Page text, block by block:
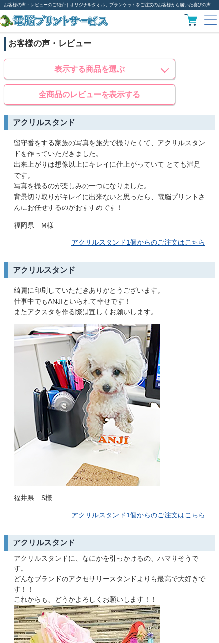
お客様の声・レビューのご紹介｜オリジナルタオル、ブランケットをご注文のお客様から届いた喜びの声をご紹介
お客様の声・レビュー
表示する商品を選ぶ
全商品のレビューを表示する
アクリルスタンド
留守番をする家族の写真を旅先で撮りたくて、アクリルスタン
ドを作っていただきました。
出来上がりは想像以上にキレイに仕上がっていて とても満足
です。
写真を撮るのが楽しみの一つになりました。
背景切り取りがキレイに出来ないと思ったら、電脳プリントさ
んにお任せするのがおすすめです！
福岡県 M様
アクリルスタンド1個からのご注文はこちら
アクリルスタンド
綺麗に印刷していただきありがとうございます。
仕事中でもANJIといられて幸せです！
またアクスタを作る際は宜しくお願いします。
福井県 S様
アクリルスタンド1個からのご注文はこちら
アクリルスタンド
アクリルスタンドに、なにかを引っかけるの、ハマりそうで
す。
どんなブランドのアクセサリースタンドよりも最高で大好きで
す！！
これからも、どうかよろしくお願いします！！